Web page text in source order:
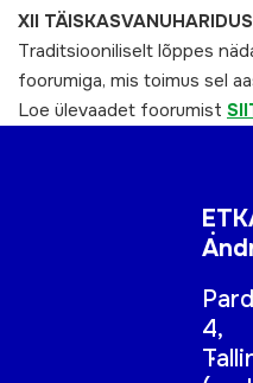
XII
Traditsiooniliselt lõppes
foorumiga, mis toimus sel
Loe ülevaadet foorumist
4,